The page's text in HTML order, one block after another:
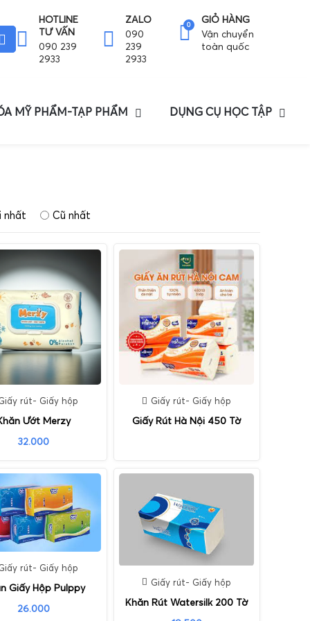
HOTLINE
TƯ VẤN
090 239
2933
ZALO
090
239
2933
0
GIỎ HÀNG
Vận chuyển
toàn quốc
MỸ PHẨM-TẠP PHẨM DỤNG CỤ HỌC TẬP
nhất Cũ nhất
rút- Giấy hộp
Ướt Merzy
32.000
Giấy rút- Giấy hộp
Giấy Rút Hà Nội 450 Tờ
rút- Giấy hộp
Giấy Hộp Pulppy
26.000
Giấy rút- Giấy hộp
Khăn Rút Watersilk 200 Tờ